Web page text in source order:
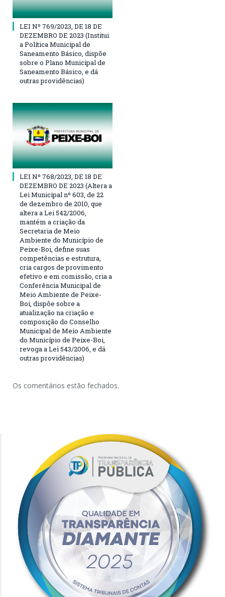
LEI Nº 769/2023, DE 18 DE
DEZEMBRO DE 2023 (Institui
a Política Municipal de
Saneamento Básico, dispõe
sobre o Plano Municipal de
Saneamento Básico, e dá
outras providências)
LEI Nº 768/2023, DE 18 DE
DEZEMBRO DE 2023 (Altera a
Lei Municipal nº 603, de 22
de dezembro de 2010, que
altera a Lei 542/2006,
mantém a criação da
Secretaria de Meio
Ambiente do Município de
Peixe-Boi, define suas
competências e estrutura,
cria cargos de provimento
efetivo e em comissão, cria a
Conferência Municipal de
Meio Ambiente de Peixe-
Boi, dispõe sobre a
atualização na criação e
composição do Conselho
Municipal de Meio Ambiente
do Município de Peixe-Boi,
revoga a Lei 543/2006, e dá
outras providências)
Os comentários estão fechados.